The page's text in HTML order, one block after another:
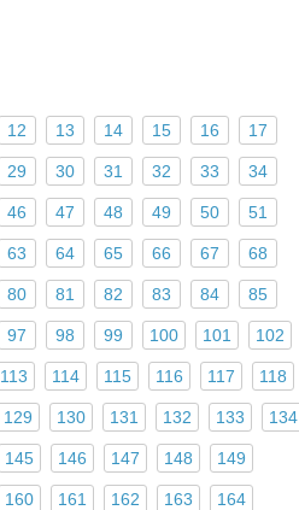
12 13 14 15 16 17
29 30 31 32 33 34
46 47 48 49 50 51
63 64 65 66 67 68
80 81 82 83 84 85
97 98 99 100 101 102
113 114 115 116 117 118
129 130 131 132 133 134
145 146 147 148 149
160 161 162 163 164